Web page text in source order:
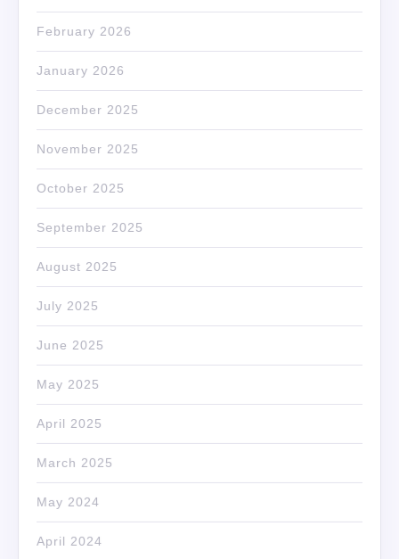
February 2026
January 2026
December 2025
November 2025
October 2025
September 2025
August 2025
July 2025
June 2025
May 2025
April 2025
March 2025
May 2024
April 2024